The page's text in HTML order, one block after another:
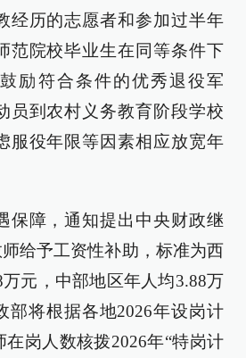
经历的志愿者和参加过半年
范院校毕业生在同等条件下
励符合条件的优秀退役军
员到农村义务教育阶段学校
服役年限等因素相应放宽年
保障，通知提出中央财政继
给予工资性补助，标准为西
元，中部地区年人均3.88万
部将根据各地2026年设岗计
岗人数核拨2026年“特岗计